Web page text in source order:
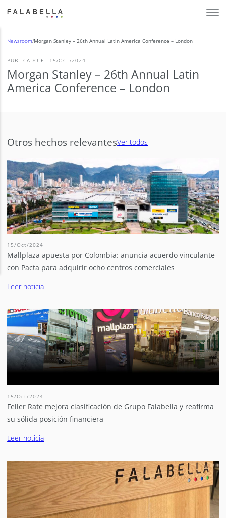
Newsroom/Morgan Stanley – 26th Annual Latin America Conference – London
PUBLICADO EL 15/OCT/2024
Morgan Stanley – 26th Annual Latin
America Conference – London
Otros hechos relevantesVer todos
15/Oct/2024
Mallplaza apuesta por Colombia: anuncia acuerdo vinculante
con Pacta para adquirir ocho centros comerciales
Leer noticia
15/Oct/2024
Feller Rate mejora clasificación de Grupo Falabella y reafirma
su sólida posición financiera
Leer noticia